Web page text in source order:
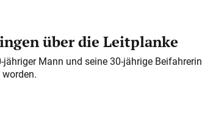
über die Leitplanke
Mann und seine 30-jährige Beifahrerin